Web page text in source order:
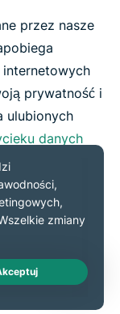
przez nasze
internetowych
prywatność i
ulubionych
danych
Live Chat